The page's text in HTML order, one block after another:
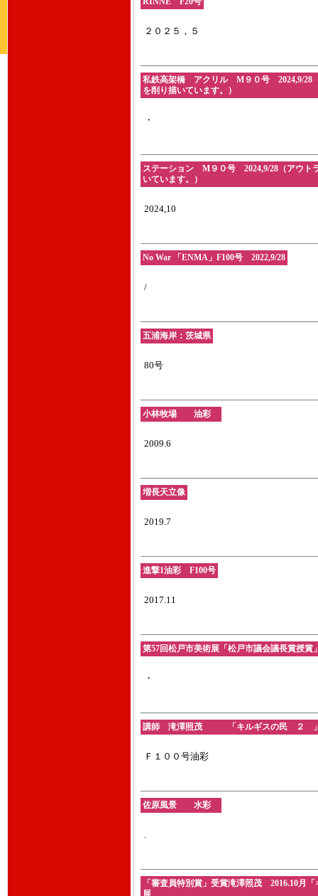
２０２５，５
私鉄高架橋 アクリル M９０号 2024,9/28（
を削り描いています。）
・
ステーション M９０号 2024,9/28（アウト
いています。）
2024,10
No War 「ENMA」F100号 2022,9/28
/
五浦海岸：茨城県
80号
小林牧場 油彩
2009.6
増長天立像
2019.7
進撃1油彩 F100号
2017.11
第57回松戸市美術展「松戸市議会議長賞授
・
講師 滝澤照茂 「キルギスの民 ２
Ｆ１００号油彩
佐原風景 水彩
.
「審査員特別賞」受賞滝澤照茂 2016.10
展